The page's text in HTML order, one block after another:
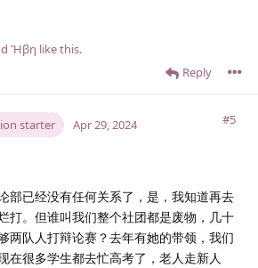
Reply
Ἥβη like this.
starter #5
Apr 29, 2024
部已经没有任何关系了，是，我知道再去
打。但谁叫我们整个社团都是废物，几十
两队人打辩论赛？去年有她的带领，我们
在很多学生都去忙高考了，老人走新人